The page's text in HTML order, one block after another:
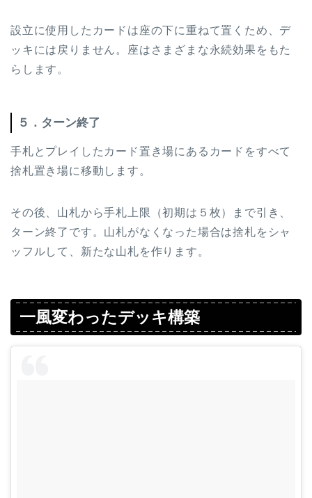
設立に使用したカードは座の下に重ねて置くため、デ
ッキには戻りません。座はさまざまな永続効果をもた
らします。
５．ターン終了
手札とプレイしたカード置き場にあるカードをすべて
捨札置き場に移動します。
その後、山札から手札上限（初期は５枚）まで引き、
ターン終了です。山札がなくなった場合は捨札をシャ
ッフルして、新たな山札を作ります。
一風変わったデッキ構築